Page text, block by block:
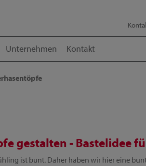
Unternehmen Kontakt
gestalten - Bastelidee
ist bunt. Daher haben wir hier eine